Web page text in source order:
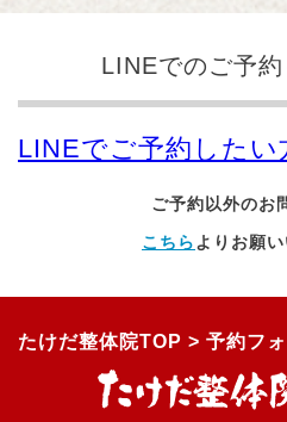
LINEでのご予約
LINEでご予約したい
ご予約以外のお
こちら よりお願い
たけだ整体院TOP > 予約フ